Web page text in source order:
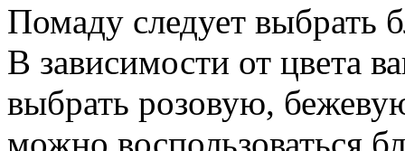
Помаду следует выбрать
В зависимости от цвета
выбрать розовую,
можно воспользоваться